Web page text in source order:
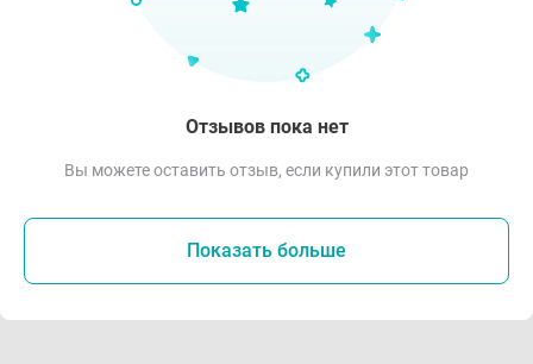
Отзывов пока нет
Вы можете оставить отзыв, если купили этот товар
Показать больше